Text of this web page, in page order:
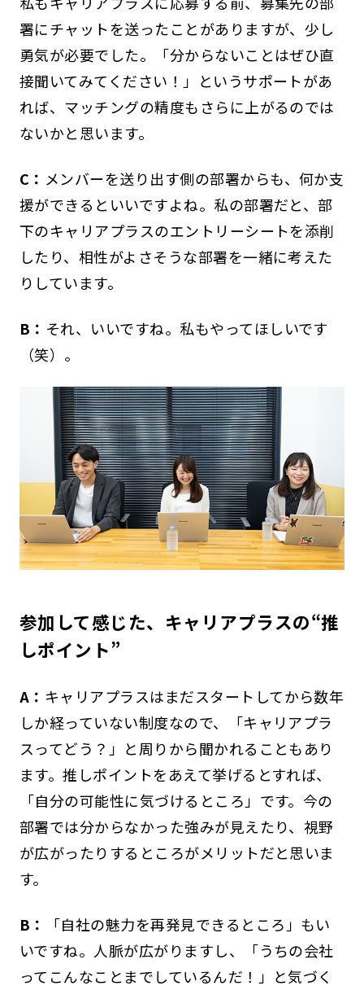
署にチャットを送ったことがありますが、少し
勇気が必要でした。「分からないことはぜひ直
接聞いてみてください！」というサポートがあ
れば、マッチングの精度もさらに上がるのでは
ないかと思います。
C： メンバーを送り出す側の部署からも、何か支
援ができるといいですよね。私の部署だと、部
下のキャリアプラスのエントリーシートを添削
したり、相性がよさそうな部署を一緒に考えた
りしています。
B： それ、いいですね。私もやってほしいです
（笑）。
参加して感じた、キャリアプラスの“推
しポイント”
A： キャリアプラスはまだスタートしてから数年
しか経っていない制度なので、「キャリアプラ
スってどう？」と周りから聞かれることもあり
ます。推しポイントをあえて挙げるとすれば、
「自分の可能性に気づけるところ」です。今の
部署では分からなかった強みが見えたり、視野
が広がったりするところがメリットだと思いま
す。
B：
「自社の魅力を再発見できるところ」もい
いですね。人脈が広がりますし、「うちの会社
ってこんなことまでしているんだ！」と気づく